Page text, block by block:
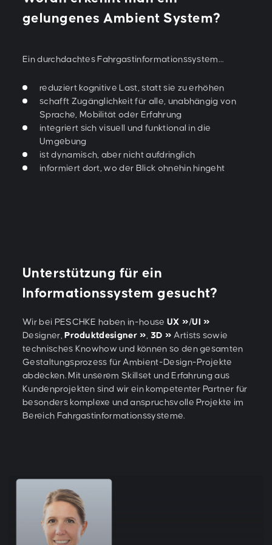
gelungenes Ambient System?
Ein durchdachtes Fahrgastinformationssystem…
reduziert kognitive Last, statt sie zu erhöhen
schafft Zugänglichkeit für alle, unabhängig von
Sprache, Mobilität oder Erfahrung
integriert sich visuell und funktional in die
Umgebung
ist dynamisch, aber nicht aufdringlich
informiert dort, wo der Blick ohnehin hingeht
Unterstützung für ein
Informationssystem gesucht?
Wir bei PESCHKE haben in-house UX /UI
Designer,Produktdesigner 3D
Artists sowie
technisches Knowhow und können so den gesamten
Gestaltungsprozess für Ambient-Design-Projekte
abdecken. Mit unserem Skillset und Erfahrung aus
Kundenprojekten sind wir ein kompetenter Partner für
besonders komplexe und anspruchsvolle Projekte im
Bereich Fahrgastinformationssysteme.